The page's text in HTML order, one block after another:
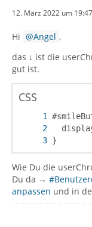
12. März 2022 um 19:47
Hi Angel ,
das ↓ ist die
gut ist.
CSS
}
Wie Du die
Du da →
anpassen und in